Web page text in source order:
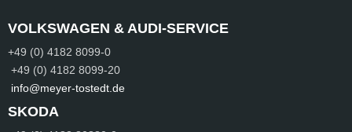
VOLKSWAGEN & AUDI-SERVICE
+49 (0) 4182 8099-0
+49 (0) 4182 8099-20
info@meyer-tostedt.de
SKODA